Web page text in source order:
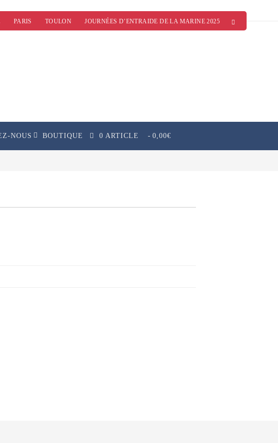
PARIS TOULON JOURNÉES D’ENTRAIDE DE LA MARINE 2025
NOUS BOUTIQUE 0 ARTICLE 0,00€